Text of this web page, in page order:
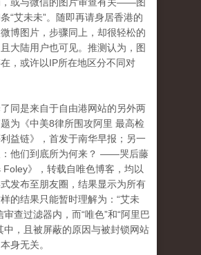
“艾未未”。随即再请身居香港的
博图片，步骤同上，却很轻松的
大陆用户也可见。推测认为，图
，或许以IP所在地区分不同对
同是来自于自由港网站的另外两
为《中美8律所围攻阿里 最高检
益链》，首发于南华早报；另一
他们到底所为何来？ ——哭后藤
Foley》，转载自唯色博客，均以
发布至朋友圈，结果显示为所有
的结果只能暂时理解为：“艾未
审查过滤器内，而“唯色”和“阿里巴
中，且被屏蔽的原因与被封锁网站
身无关。